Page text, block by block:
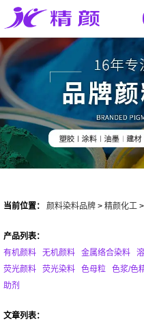
当前位置： 颜料染料品牌 > 精颜化工 >
产品列表：
有机颜料
无机颜料 金属络合染料
荧光颜料
荧光染料 色母粒 色浆/色
助剂
文章列表：